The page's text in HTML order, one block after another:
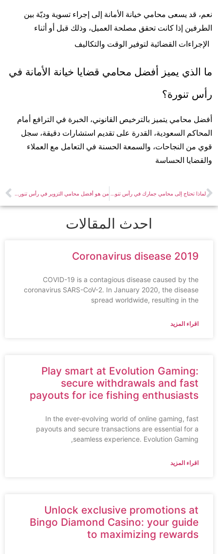
نعم، قد يسعى محامي خيانة الأمانة إلى إجراء تسوية وديّة بين
الطرفين إذا كانت تحقق مصلحة العميل، وذلك قبل أو أثناء
القضائية لتوفير الوقت والتكاليف
تنورة؟
أفضل محامي يتميز بالترخيص القانوني، الخبرة في الترافع أمام
المحاكم السعودية، القدرة على تقديم استشارات دقيقة، سجل
قوي من النجاحات، والسمعة الحسنة في التعامل مع العملاء
الحساسة
لماذا تحتاج إلى محامي جمارك في رأس تنورة؟ أهم 7 أسباب من هو أفضل محامي التزوير في رأس تنورة؟ أهم 7 شروط
احدث المقالات
Coronavirus disease 2019
COVID-19 is a contagious disease caused by the
coronavirus SARS-CoV-2. In January 2020, the disease
spread worldwide, resulting in the
اقراء المزيد
Play smart at Evolution Gaming:
secure withdrawals and fast
payouts for ice fishing enthusiasts
In the ever-evolving world of online gaming, fast
payouts and secure transactions are essential for a
seamless experience. Evolution Gaming,
اقراء المزيد
Unlock exclusive promotions at
Bingo Diamond Casino: your guide
to maximizing rewards